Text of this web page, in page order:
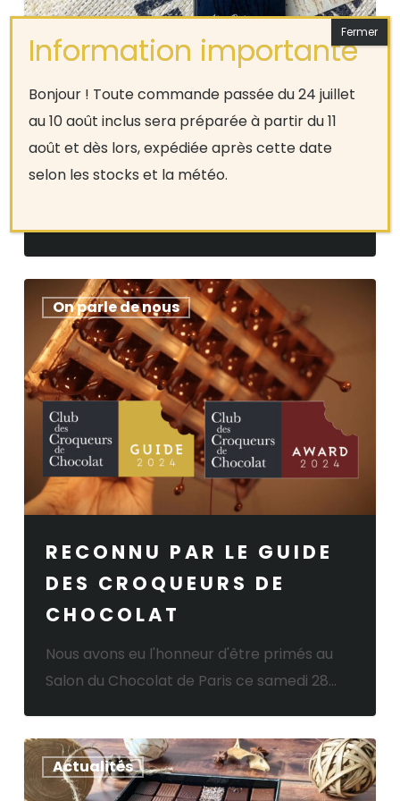
nous
a
LE DOMAINE & MUSÉE
ROYAL DE MARIEMONT
NOUS A CHOISI !
Reconnu
par
Guide
des
Croqueurs
Chocolat
On parle de nous
RECONNU PAR LE GUIDE
DES CROQUEURS DE
CHOCOLAT
Nous avons eu l'honneur d'être primés au
Salon du Chocolat de Paris ce samedi 28…
La
Collection
Actualités
Bonjour ! Toute commande passée du 24 juillet
au 10 août inclus sera préparée à partir du 11
août et dès lors, expédiée après cette date
selon les stocks et la météo.